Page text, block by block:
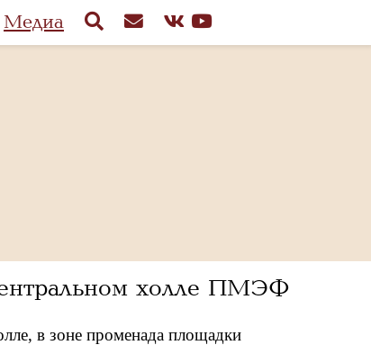
Медиа
холле ПМЭФ
в зоне променада площадки